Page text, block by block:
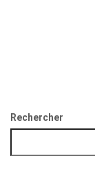
Rechercher